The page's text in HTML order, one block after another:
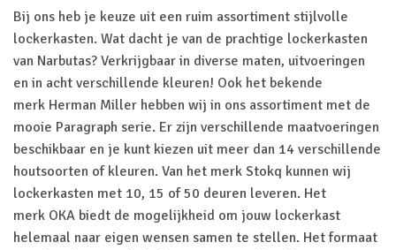
Bij ons heb je keuze uit een ruim assortiment stijlvolle
lockerkasten. Wat dacht je van de prachtige lockerkasten
van Narbutas? Verkrijgbaar in diverse maten, uitvoeringen
en in acht verschillende kleuren! Ook het bekende
merk Herman Miller hebben wij in ons assortiment met de
mooie Paragraph serie. Er zijn verschillende maatvoeringen
beschikbaar en je kunt kiezen uit meer dan 14 verschillende
houtsoorten of kleuren. Van het merk Stokq kunnen wij
lockerkasten met 10, 15 of 50 deuren leveren. Het
merk OKA biedt de mogelijkheid om jouw lockerkast
helemaal naar eigen wensen samen te stellen. Het formaat